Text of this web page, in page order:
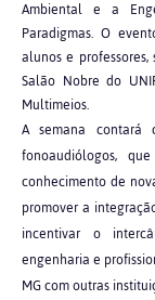
Ambiental e a
Paradigmas. O
alunos e
Salão Nobre do
Multimeios.
A semana contará
fonoaudiólogos,
conhecimento de
promover a
incentivar o
engenharia e
MG com outras